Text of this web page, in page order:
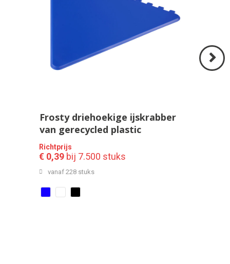
Frosty driehoekige ijskrabber
van gerecycled plastic
Richtprijs
€ 0,39 bij 7.500 stuks
vanaf 228 stuks